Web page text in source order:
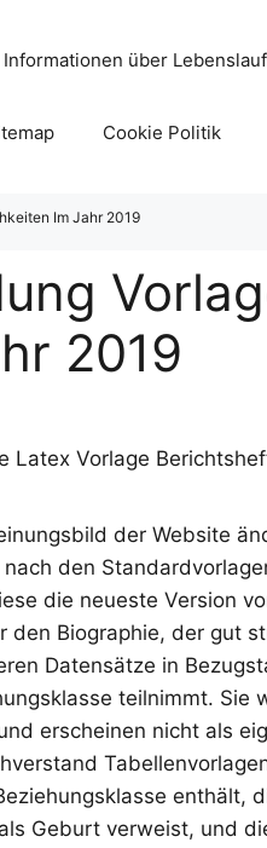
über
Cookie Politik
Im Jahr 2019
2019
der Website
den
die neueste Version
den Biographie, der gut
Datensätze in
teilnimmt. Sie
erscheinen nicht als
enthält,
Geburt verweist, und